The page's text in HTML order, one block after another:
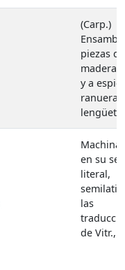
(Carp.)
piezas de
madera
y a
ranuera y
lengüeta.
en su
literal,
las
de Vitr.,